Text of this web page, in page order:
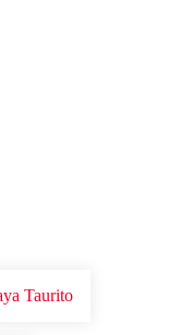
DE NERATAT
Taurito